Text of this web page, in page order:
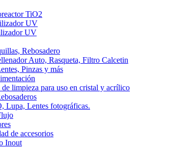
TiO2
UV
UV
Rebosadero
Auto, Rasqueta, Filtro Calcetin
Pinzas y más
de limpieza para uso en cristal y acrílico
Lupa, Lentes fotográficas.
de accesorios
Inout